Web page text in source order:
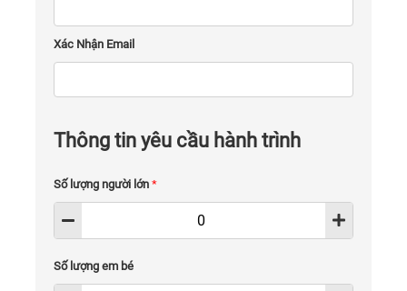
Xác Nhận Email
Thông tin yêu cầu hành trình
Số lượng người lớn *
Số lượng em bé